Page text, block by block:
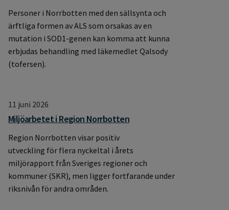
Personer i Norrbotten med den sällsynta och
ärftliga formen av ALS som orsakas av en
mutation i SOD1-genen kan komma att kunna
erbjudas behandling med läkemedlet Qalsody
(tofersen).
11 juni 2026
Miljöarbetet i Region Norrbotten
Region Norrbotten visar positiv
utveckling för flera nyckeltal i årets
miljörapport från Sveriges regioner och
kommuner (SKR), men ligger fortfarande under
riksnivån för andra områden.​